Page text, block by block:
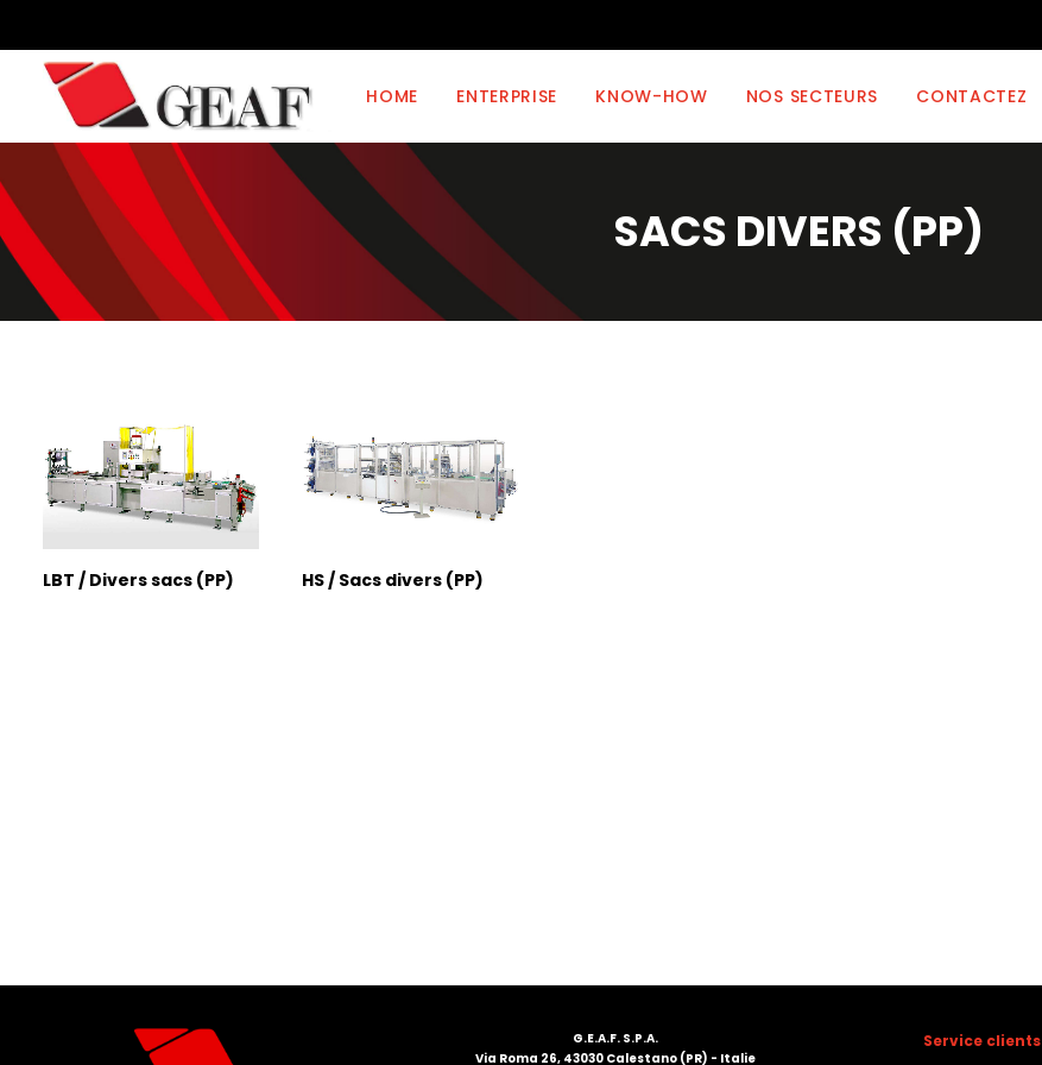
HOME ENTERPRISE KNOW-HOW NOS SECTEURS CONTACTEZ
SACS DIVERS (PP)
LBT / Divers sacs (PP) HS / Sacs divers (PP)
G.E.A.F. S.P.A.
Via Roma 26, 43030 Calestano (PR) - Italie
Service clients